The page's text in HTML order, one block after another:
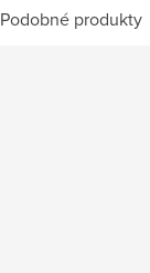
Podobné produkty